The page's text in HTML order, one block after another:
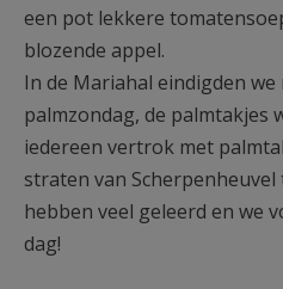
een pot lekkere
blozende appel.
In de Mariahal eindigden
palmzondag, de palmtakjes
iedereen vertrok met
straten van Scherpenheuvel
hebben veel geleerd en we
dag!